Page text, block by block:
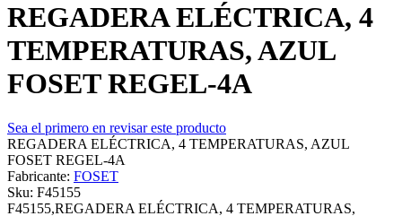
REGADERA ELÉCTRICA, 4
TEMPERATURAS, AZUL
FOSET REGEL-4A
Sea el primero en revisar este producto
REGADERA ELÉCTRICA, 4 TEMPERATURAS, AZUL
FOSET REGEL-4A
Fabricante: FOSET
Sku: F45155
F45155,REGADERA ELÉCTRICA, 4 TEMPERATURAS,